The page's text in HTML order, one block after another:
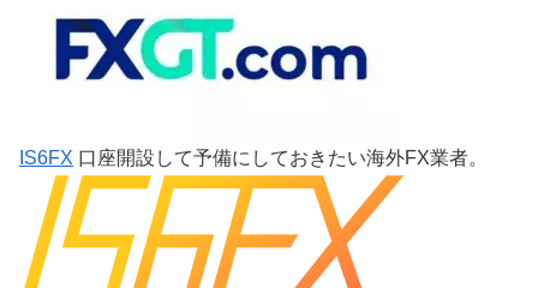
IS6FX 口座開設して予備にしておきたい海外FX業者。